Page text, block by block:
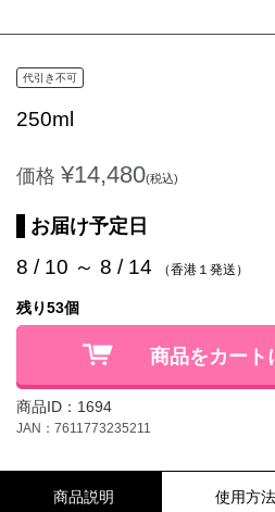
代引き不可
250ml
価格 ¥14,480(税込)
お届け予定日
8 / 10 ～ 8 / 14 （香港１発送）
残り53個
商品をカート
商品ID：1694
JAN：7611773235211
商品説明 使用方法